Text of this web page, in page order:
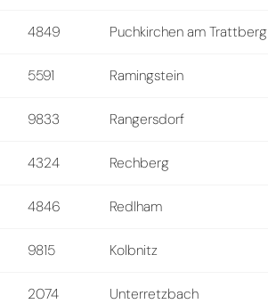
4849 Puchkirchen am Trattberg
5591 Ramingstein
9833 Rangersdorf
4324 Rechberg
4846 Redlham
9815 Kolbnitz
2074 Unterretzbach